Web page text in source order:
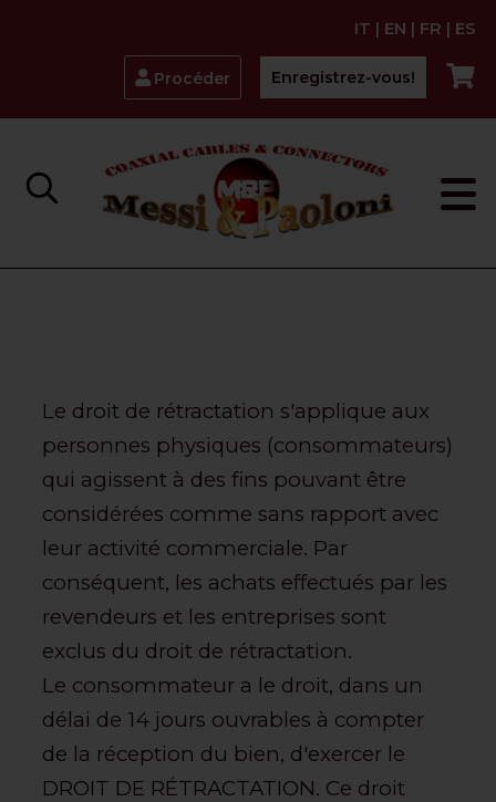
IT | EN | FR | ES
Procéder Enregistrez-vous!
Le droit de rétractation s'applique aux
personnes physiques (consommateurs)
qui agissent à des fins pouvant être
considérées comme sans rapport avec
leur activité commerciale. Par
conséquent, les achats effectués par les
revendeurs et les entreprises sont
exclus du droit de rétractation.
Le consommateur a le droit, dans un
délai de 14 jours ouvrables à compter
de la réception du bien, d'exercer le
DROIT DE RÉTRACTATION. Ce droit